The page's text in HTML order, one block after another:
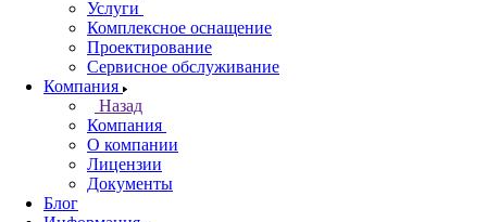
Услуги
Комплексное оснащение
Проектирование
Сервисное обслуживание
Компания
Назад
Компания
О компании
Лицензии
Документы
Блог